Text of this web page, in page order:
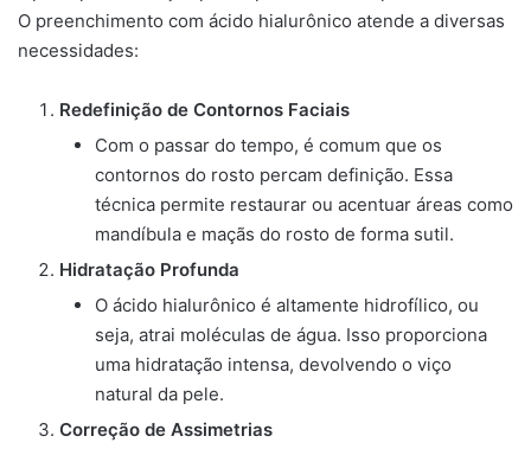
O preenchimento com ácido hialurônico atende a diversas
necessidades:
Redefinição de Contornos Faciais
Com o passar do tempo, é comum que os
contornos do rosto percam definição. Essa
técnica permite restaurar ou acentuar áreas como
mandíbula e maçãs do rosto de forma sutil.
Hidratação Profunda
O ácido hialurônico é altamente hidrofílico, ou
seja, atrai moléculas de água. Isso proporciona
uma hidratação intensa, devolvendo o viço
natural da pele.
Correção de Assimetrias